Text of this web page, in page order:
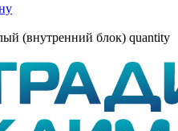
(внутренний блок) quantity